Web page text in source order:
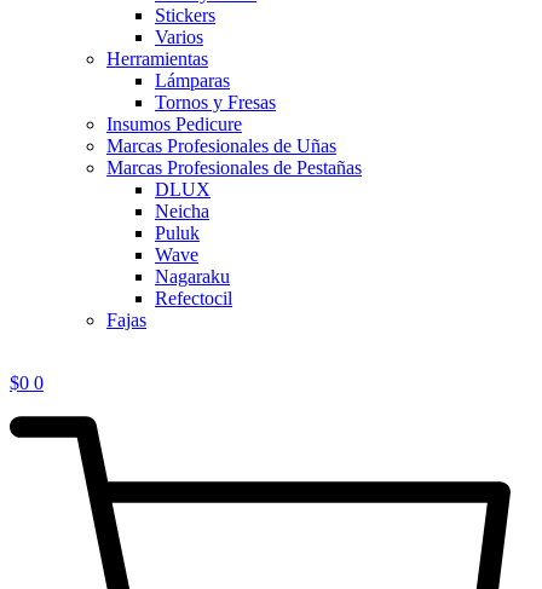
Stickers
Varios
Herramientas
Lámparas
Tornos y Fresas
Insumos Pedicure
Marcas Profesionales de Uñas
Marcas Profesionales de Pestañas
DLUX
Neicha
Puluk
Wave
Nagaraku
Refectocil
Fajas
$0 0